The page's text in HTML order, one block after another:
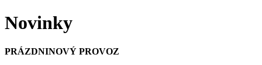
Novinky
PRÁZDNINOVÝ PROVOZ